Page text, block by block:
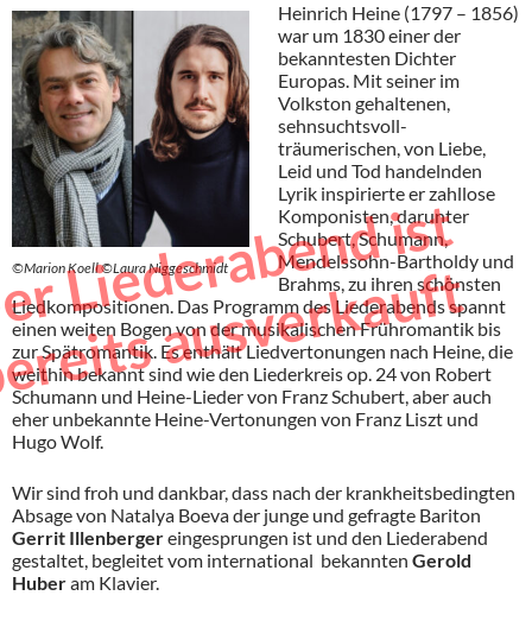
©Marion Koell ©Laura Niggeschmidt
Heinrich Heine (1797 – 1856)
war um 1830 einer der
bekanntesten Dichter
Europas. Mit seiner im
Volkston gehaltenen,
sehnsuchtsvoll-
träumerischen, von Liebe,
Leid und Tod handelnden
Lyrik inspirierte er zahllose
Komponisten, darunter
Schubert, Schumann,
Mendelssohn-Bartholdy und
Brahms, zu ihren schönsten
Liedkompositionen. Das Programm des Liederabends spannt
einen weiten Bogen von der musikalischen Frühromantik bis
zur Spätromantik. Es enthält Liedvertonungen nach Heine, die
weithin bekannt sind wie den Liederkreis op. 24 von Robert
Schumann und Heine-Lieder von Franz Schubert, aber auch
eher unbekannte Heine-Vertonungen von Franz Liszt und
Hugo Wolf.
Wir sind froh und dankbar, dass nach der krankheitsbedingten
Absage von Natalya Boeva der junge und gefragte Bariton
Gerrit Illenbergereingesprungen ist und den Liederabend
gestaltet, begleitet vom international bekannten Gerold
Huberam Klavier.